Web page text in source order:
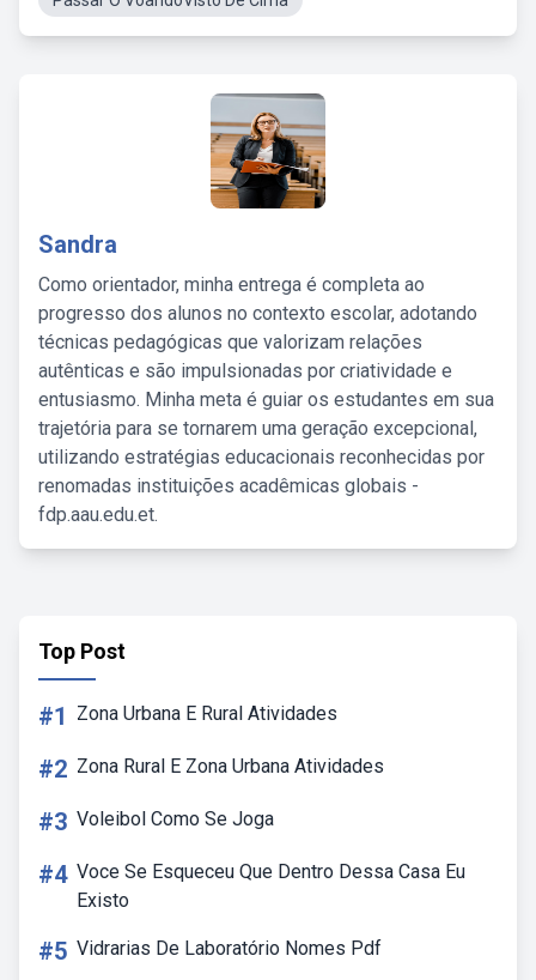
Sandra
Como orientador, minha entrega é completa ao
progresso dos alunos no contexto escolar, adotando
técnicas pedagógicas que valorizam relações
autênticas e são impulsionadas por criatividade e
entusiasmo. Minha meta é guiar os estudantes em sua
trajetória para se tornarem uma geração excepcional,
utilizando estratégias educacionais reconhecidas por
renomadas instituições acadêmicas globais -
fdp.aau.edu.et.
Top Post
#1 Zona Urbana E Rural Atividades
#2 Zona Rural E Zona Urbana Atividades
#3 Voleibol Como Se Joga
#4 Voce Se Esqueceu Que Dentro Dessa Casa Eu
Existo
#5 Vidrarias De Laboratório Nomes Pdf